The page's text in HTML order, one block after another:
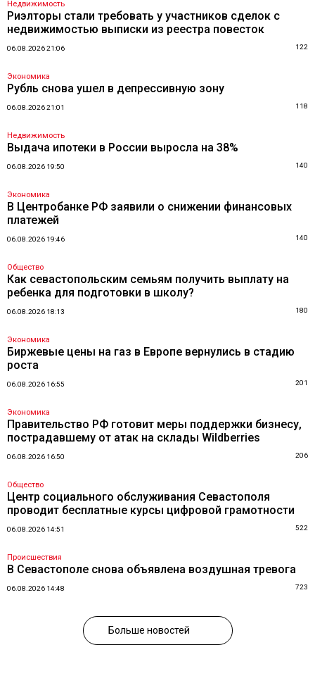
Недвижимость
Риэлторы стали требовать у участников сделок с
недвижимостью выписки из реестра повесток
06.08.2026 21:06 122
Экономика
Рубль снова ушел в депрессивную зону
06.08.2026 21:01 118
Недвижимость
Выдача ипотеки в России выросла на 38%
06.08.2026 19:50 140
Экономика
В Центробанке РФ заявили о снижении финансовых
платежей
06.08.2026 19:46 140
Общество
Как севастопольским семьям получить выплату на
ребенка для подготовки в школу?
06.08.2026 18:13 180
Экономика
Биржевые цены на газ в Европе вернулись в стадию
роста
06.08.2026 16:55 201
Экономика
Правительство РФ готовит меры поддержки бизнесу,
пострадавшему от атак на склады Wildberries
06.08.2026 16:50 206
Общество
Центр социального обслуживания Севастополя
проводит бесплатные курсы цифровой грамотности
06.08.2026 14:51 522
Происшествия
В Севастополе снова объявлена воздушная тревога
06.08.2026 14:48 723
Больше новостей